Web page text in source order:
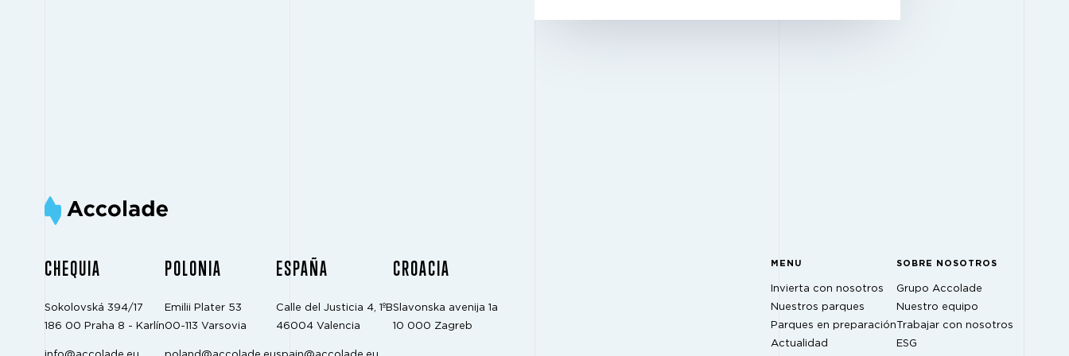
CHEQUIA
Sokolovská 394/17
186 00 Praha 8 - Karlín
POLONIA
Emilii Plater 53
00-113 Varsovia
ESPAÑA
Calle del Justicia 4, 1ºB
46004 Valencia
CROACIA
Slavonska avenija 1a
10 000 Zagreb
MENU
Invierta con nosotros
Nuestros parques
Parques en preparación
Actualidad
SOBRE NOSOTROS
Grupo Accolade
Nuestro equipo
Trabajar con nosotros
ESG